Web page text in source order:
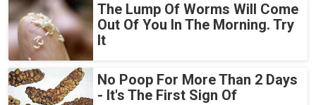
The Lump Of Worms Will Come
Out Of You In The Morning. Try
It
No Poop For More Than 2 Days
- It's The First Sign Of